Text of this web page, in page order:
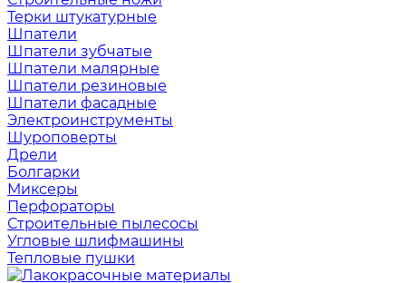
Терки штукатурные
Шпатели
Шпатели зубчатые
Шпатели малярные
Шпатели резиновые
Шпатели фасадные
Электроинструменты
Шуроповерты
Дрели
Болгарки
Миксеры
Перфораторы
Строительные пылесосы
Угловые шлифмашины
Тепловые пушки